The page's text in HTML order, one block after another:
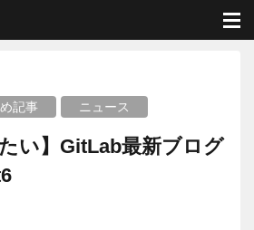
【知っておきたい】GitLab最新ブログのご紹介 Part6
記事 ニュース
い】GitLab最新ブログ